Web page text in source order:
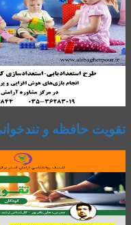
تقویت حافظه و